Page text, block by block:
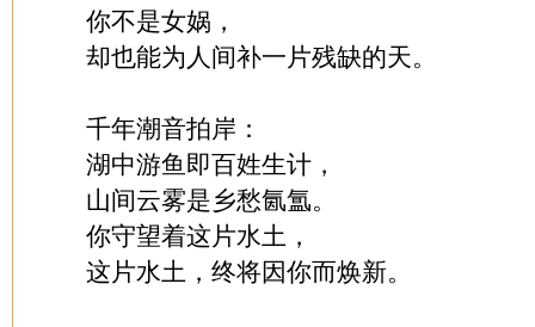
你不是女娲，
却也能为人间补一片残缺的天。
千年潮音拍岸：
湖中游鱼即百姓生计，
山间云雾是乡愁氤氲。
你守望着这片水土，
这片水土，终将因你而焕新。